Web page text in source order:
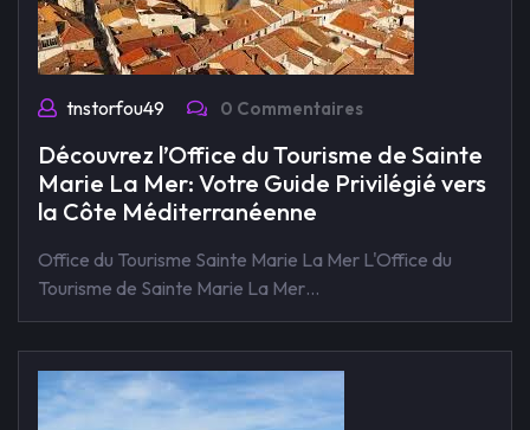
tnstorfou49 0 Commentaires
Découvrez l’Office du Tourisme de Sainte
Marie La Mer: Votre Guide Privilégié vers
la Côte Méditerranéenne
Office du Tourisme Sainte Marie La Mer L'Office du
Tourisme de Sainte Marie La Mer…